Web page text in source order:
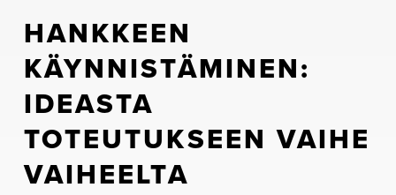
HANKKEEN
KÄYNNISTÄMINEN:
IDEASTA
TOTEUTUKSEEN VAIHE
VAIHEELTA